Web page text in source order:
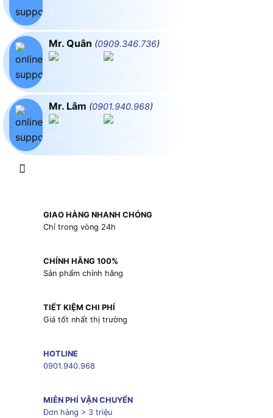
Mr. Quân (0909.346.736)
Mr. Lâm (0901.940.968)
GIAO HÀNG NHANH CHÓNG
Chỉ trong vòng 24h
CHÍNH HÃNG 100%
Sản phẩm chính hãng
TIẾT KIỆM CHI PHÍ
Giá tốt nhất thị trường
HOTLINE
0901.940.968
MIỄN PHÍ VẬN CHUYỂN
Đơn hàng > 3 triệu